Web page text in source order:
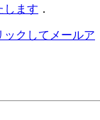
します ．
ックしてメールア